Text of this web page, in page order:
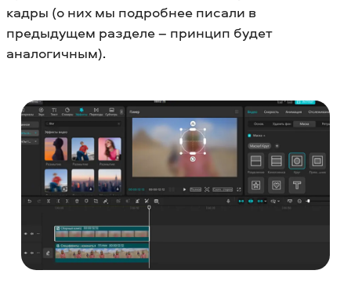
кадры (о них мы подробнее писали в
предыдущем разделе – принцип будет
аналогичным).